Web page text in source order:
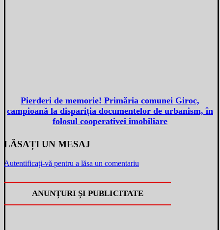
Pierderi de memorie! Primăria comunei Giroc,
campioană la dispariția documentelor de urbanism, în
folosul cooperativei imobiliare
LĂSAȚI UN MESAJ
Autentificați-vă pentru a lăsa un comentariu
ANUNȚURI ȘI PUBLICITATE